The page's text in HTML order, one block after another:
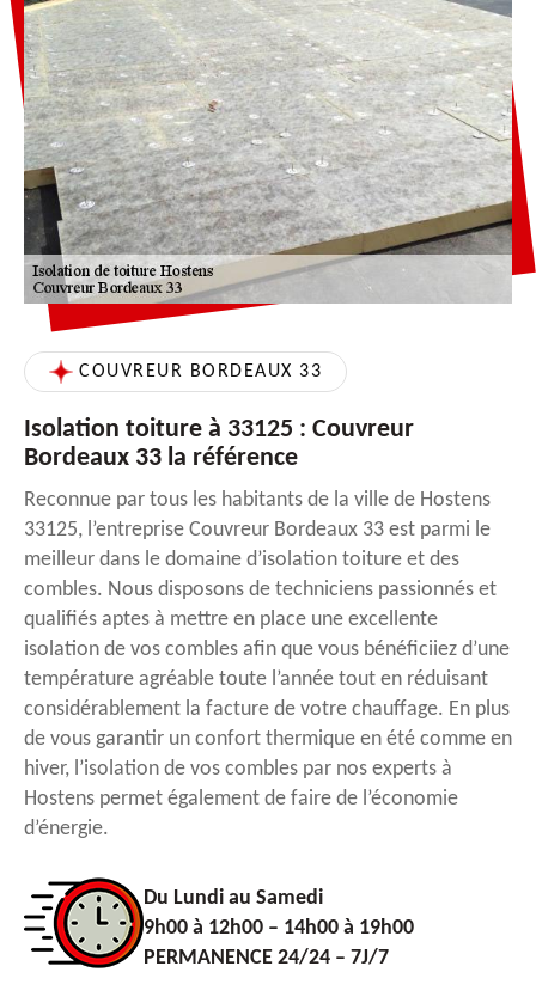
COUVREUR BORDEAUX 33
Isolation toiture à 33125 : Couvreur
Bordeaux 33 la référence
Reconnue par tous les habitants de la ville de Hostens
33125, l’entreprise Couvreur Bordeaux 33 est parmi le
meilleur dans le domaine d’isolation toiture et des
combles. Nous disposons de techniciens passionnés et
qualifiés aptes à mettre en place une excellente
isolation de vos combles afin que vous bénéficiiez d’une
température agréable toute l’année tout en réduisant
considérablement la facture de votre chauffage. En plus
de vous garantir un confort thermique en été comme en
hiver, l’isolation de vos combles par nos experts à
Hostens permet également de faire de l’économie
d’énergie.
Du Lundi au Samedi
9h00 à 12h00 – 14h00 à 19h00
PERMANENCE 24/24 – 7J/7